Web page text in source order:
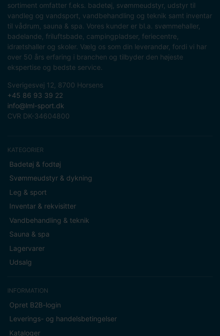
sortiment omfatter f.eks. badetøj, svømmeudstyr, udstyr til
vandleg og vandsport, vandbehandling og teknik samt inventar
til vådrum, sauna & spa. Vores kunder er bl.a. svømmehaller,
badelande, friluftsbade, campingpladser, feriecentre,
idrætshaller og skoler. Vælg os som din leverandør, fordi vi har
over 50 års erfaring i branchen og tilbyder den højeste
ekspertise og bedste service.
Sverigesvej 12, 8700 Horsens
+45 86 93 39 22
info@lml-sport.dk
CVR DK-34604800
KATEGORIER
Badetøj & fodtøj
Svømmeudstyr & dykning
Leg & sport
Inventar & rekvisitter
Vandbehandling & teknik
Sauna & spa
Lagervarer
Udsalg
INFORMATION
Opret B2B-login
Leverings- og handelsbetingelser
Kataloger